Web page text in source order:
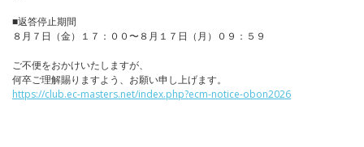
■返答停止期間
８月７日（金）１７：００〜８月１７日（月）０９：５９
ご不便をおかけいたしますが、
何卒ご理解賜りますよう、お願い申し上げます。
https://club.ec-masters.net/index.php?ecm-notice-obon2026